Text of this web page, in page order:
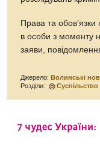
Права та
в особи з моменту
заяви,
Джерело:Волинські
Розділи:
Суспільство